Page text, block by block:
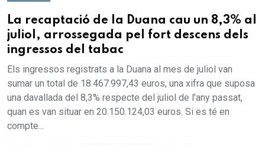
La recaptació de la Duana cau un 8,3% al
juliol, arrossegada pel fort descens dels
ingressos del tabac
Els ingressos registrats a la Duana al mes de juliol van
sumar un total de 18.467.997,43 euros, una xifra que suposa
una davallada del 8,3% respecte del juliol de l'any passat,
quan es van situar en 20.150.124,03 euros. Si es té en
compte...